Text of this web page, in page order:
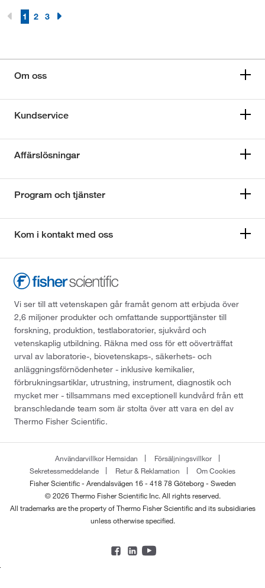
1 2 3
Om oss
Kundservice
Affärslösningar
Program och tjänster
Kom i kontakt med oss
Vi ser till att vetenskapen går framåt genom att erbjuda över
2,6 miljoner produkter och omfattande supporttjänster till
forskning, produktion, testlaboratorier, sjukvård och
vetenskaplig utbildning. Räkna med oss för ett oöverträffat
urval av laboratorie-, biovetenskaps-, säkerhets- och
anläggningsförnödenheter - inklusive kemikalier,
förbrukningsartiklar, utrustning, instrument, diagnostik och
mycket mer - tillsammans med exceptionell kundvård från ett
branschledande team som är stolta över att vara en del av
Thermo Fisher Scientific.
Användarvillkor Hemsidan
Försäljningsvillkor
Sekretessmeddelande
Retur & Reklamation
Om Cookies
Fisher Scientific - Arendalsvägen 16 - 418 78 Göteborg - Sweden
© 2026 Thermo Fisher Scientific Inc. All rights reserved.
All trademarks are the property of Thermo Fisher Scientific and its subsidiaries
unless otherwise specified.